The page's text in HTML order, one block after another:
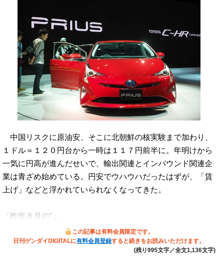
中国リスクに原油安、そこに北朝鮮の核実験まで加わり、
１ドル＝１２０円台から一時は１１７円前半に。年明けから
一気に円高が進んだせいで、輸出関連とインバウンド関連企
業は青ざめ始めている。円安でウハウハだったはずが、「賃
上げ」などと浮かれていられなくなってきた。
「昨年８月の“…
この記事は有料会員限定です。
日刊ゲンダイDIGITALに有料会員登録すると続きをお読みいただけます。
(残り995文字／全文1,136文字)